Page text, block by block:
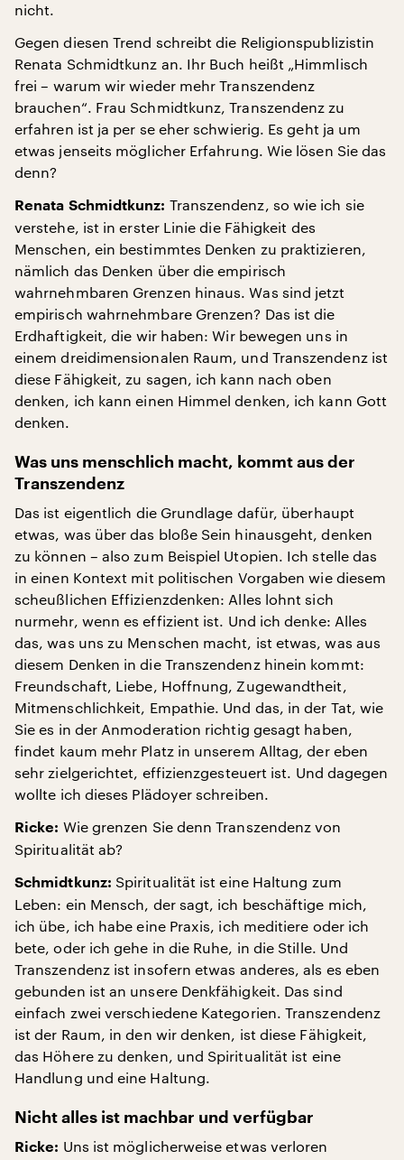
nicht.
Gegen diesen Trend schreibt die Religionspublizistin
Renata Schmidtkunz an. Ihr Buch heißt „Himmlisch
frei – warum wir wieder mehr Transzendenz
brauchen“. Frau Schmidtkunz, Transzendenz zu
erfahren ist ja per se eher schwierig. Es geht ja um
etwas jenseits möglicher Erfahrung. Wie lösen Sie das
denn?
Renata Schmidtkunz: Transzendenz, so wie ich sie
verstehe, ist in erster Linie die Fähigkeit des
Menschen, ein bestimmtes Denken zu praktizieren,
nämlich das Denken über die empirisch
wahrnehmbaren Grenzen hinaus. Was sind jetzt
empirisch wahrnehmbare Grenzen? Das ist die
Erdhaftigkeit, die wir haben: Wir bewegen uns in
einem dreidimensionalen Raum, und Transzendenz ist
diese Fähigkeit, zu sagen, ich kann nach oben
denken, ich kann einen Himmel denken, ich kann Gott
denken.
Was uns menschlich macht, kommt aus der
Transzendenz
Das ist eigentlich die Grundlage dafür, überhaupt
etwas, was über das bloße Sein hinausgeht, denken
zu können – also zum Beispiel Utopien. Ich stelle das
in einen Kontext mit politischen Vorgaben wie diesem
scheußlichen Effizienzdenken: Alles lohnt sich
nurmehr, wenn es effizient ist. Und ich denke: Alles
das, was uns zu Menschen macht, ist etwas, was aus
diesem Denken in die Transzendenz hinein kommt:
Freundschaft, Liebe, Hoffnung, Zugewandtheit,
Mitmenschlichkeit, Empathie. Und das, in der Tat, wie
Sie es in der Anmoderation richtig gesagt haben,
findet kaum mehr Platz in unserem Alltag, der eben
sehr zielgerichtet, effizienzgesteuert ist. Und dagegen
wollte ich dieses Plädoyer schreiben.
Ricke: Wie grenzen Sie denn Transzendenz von
Spiritualität ab?
Schmidtkunz: Spiritualität ist eine Haltung zum
Leben: ein Mensch, der sagt, ich beschäftige mich,
ich übe, ich habe eine Praxis, ich meditiere oder ich
bete, oder ich gehe in die Ruhe, in die Stille. Und
Transzendenz ist insofern etwas anderes, als es eben
gebunden ist an unsere Denkfähigkeit. Das sind
einfach zwei verschiedene Kategorien. Transzendenz
ist der Raum, in den wir denken, ist diese Fähigkeit,
das Höhere zu denken, und Spiritualität ist eine
Handlung und eine Haltung.
Nicht alles ist machbar und verfügbar
Ricke: Uns ist möglicherweise etwas verloren